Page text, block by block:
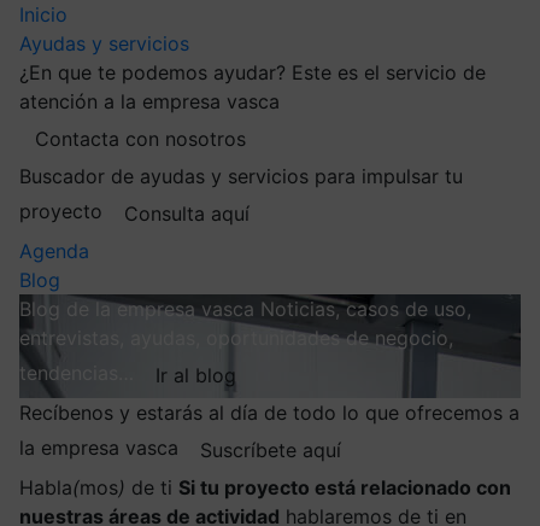
Inicio
Ayudas y servicios
¿En que te podemos ayudar? Este es el servicio de
atención a la empresa vasca
Contacta con nosotros
Buscador de ayudas y servicios para impulsar tu
proyecto
Consulta aquí
Agenda
Blog
Blog de la empresa vasca Noticias, casos de uso,
entrevistas, ayudas, oportunidades de negocio,
tendencias…
Ir al blog
Recíbenos y estarás al día de todo lo que ofrecemos a
la empresa vasca
Suscríbete aquí
Habla(mos) de ti Si tu proyecto está relacionado con
nuestras áreas de actividad hablaremos de ti en